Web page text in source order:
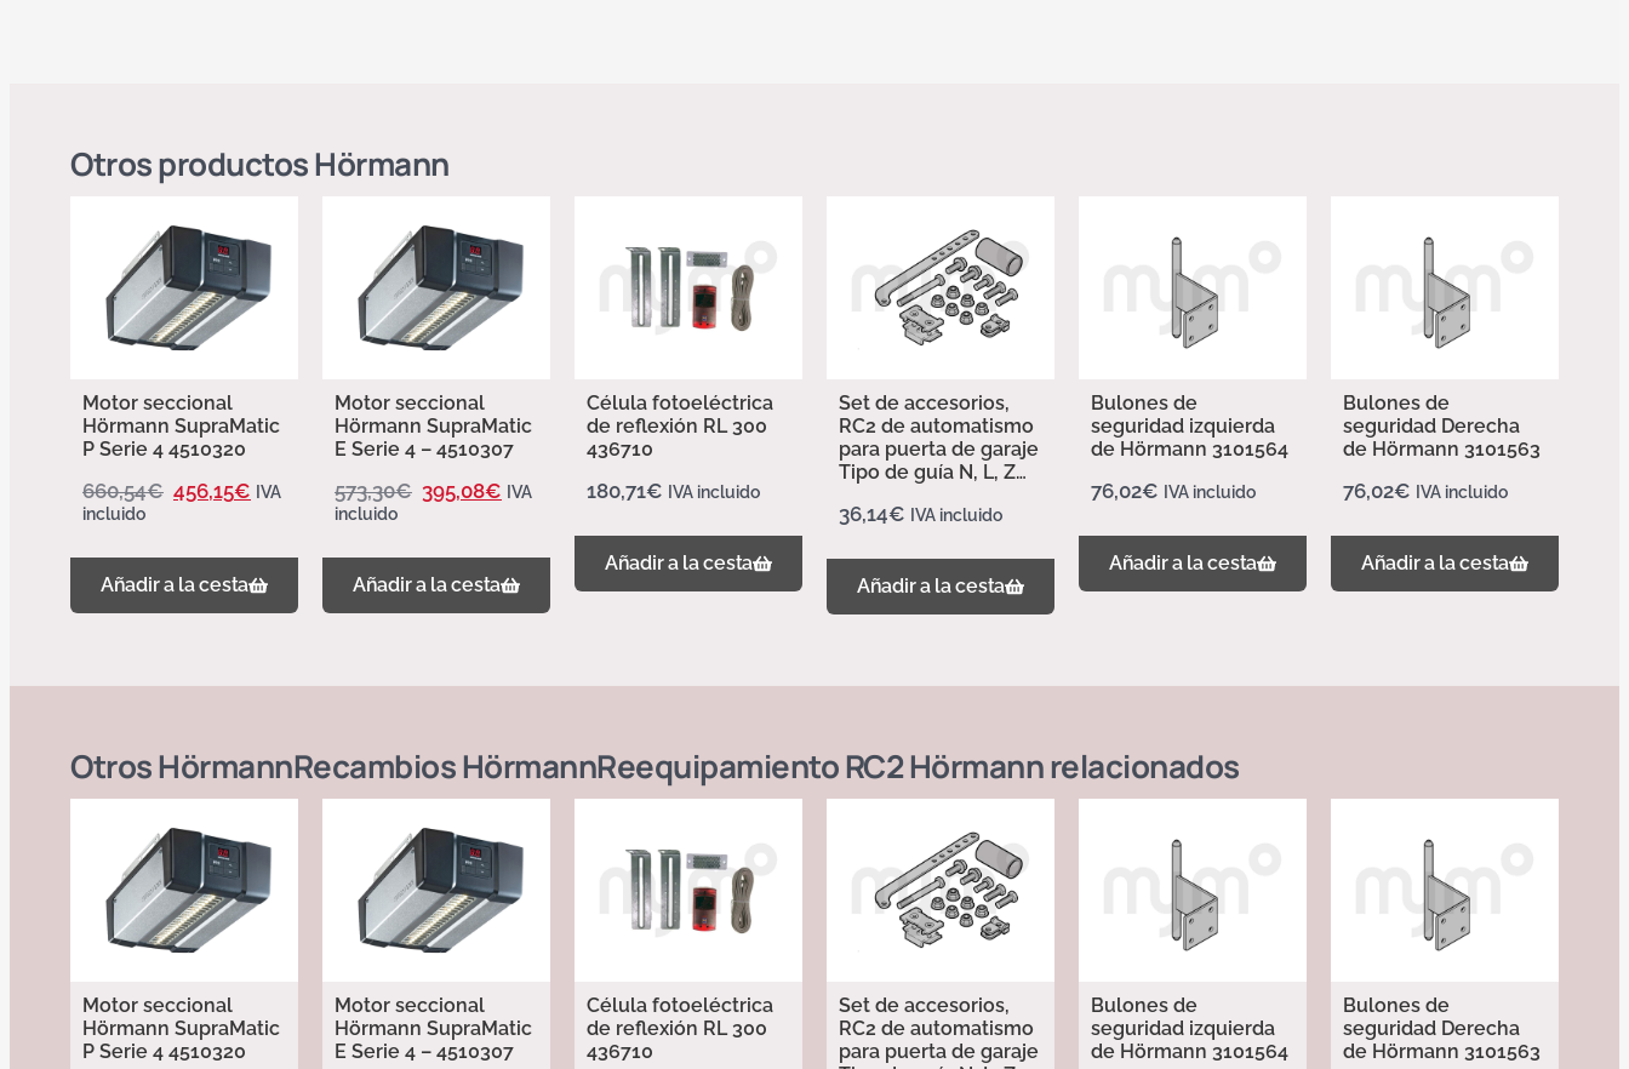
Otros productosHörmann
Motor seccional
Hörmann SupraMatic
P Serie 4 4510320
660,54€ 456,15€ IVA
incluido
Añadir a la cesta
Motor seccional
Hörmann SupraMatic
E Serie 4 – 4510307
573,30€ 395,08€ IVA
incluido
Añadir a la cesta
Célula fotoeléctrica
de reflexión RL 300
436710
180,71€ IVA incluido
Añadir a la cesta
Set de accesorios,
RC2 de automatismo
para puerta de garaje
Tipo de guía N, L, Z
36,14€ IVA incluido
Añadir a la cesta
Bulones de
seguridad izquierda
de Hörmann 3101564
76,02€ IVA incluido
Añadir a la cesta
Bulones de
seguridad Derecha
de Hörmann 3101563
76,02€ IVA incluido
Añadir a la cesta
OtrosHörmannRecambios HörmannReequipamiento RC2 Hörmannrelacionados
Motor seccional
Hörmann SupraMatic
P Serie 4 4510320
Motor seccional
Hörmann SupraMatic
E Serie 4 – 4510307
Célula fotoeléctrica
de reflexión RL 300
436710
Set de accesorios,
RC2 de automatismo
para puerta de garaje
Bulones de
seguridad izquierda
de Hörmann 3101564
Bulones de
seguridad Derecha
de Hörmann 3101563